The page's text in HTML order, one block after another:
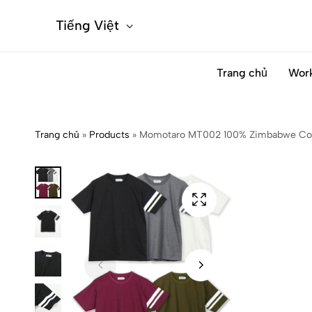
Tiếng Việt
Trang chủ
Trang chủ » Products » Momotaro MT002 100% Zimbabwe